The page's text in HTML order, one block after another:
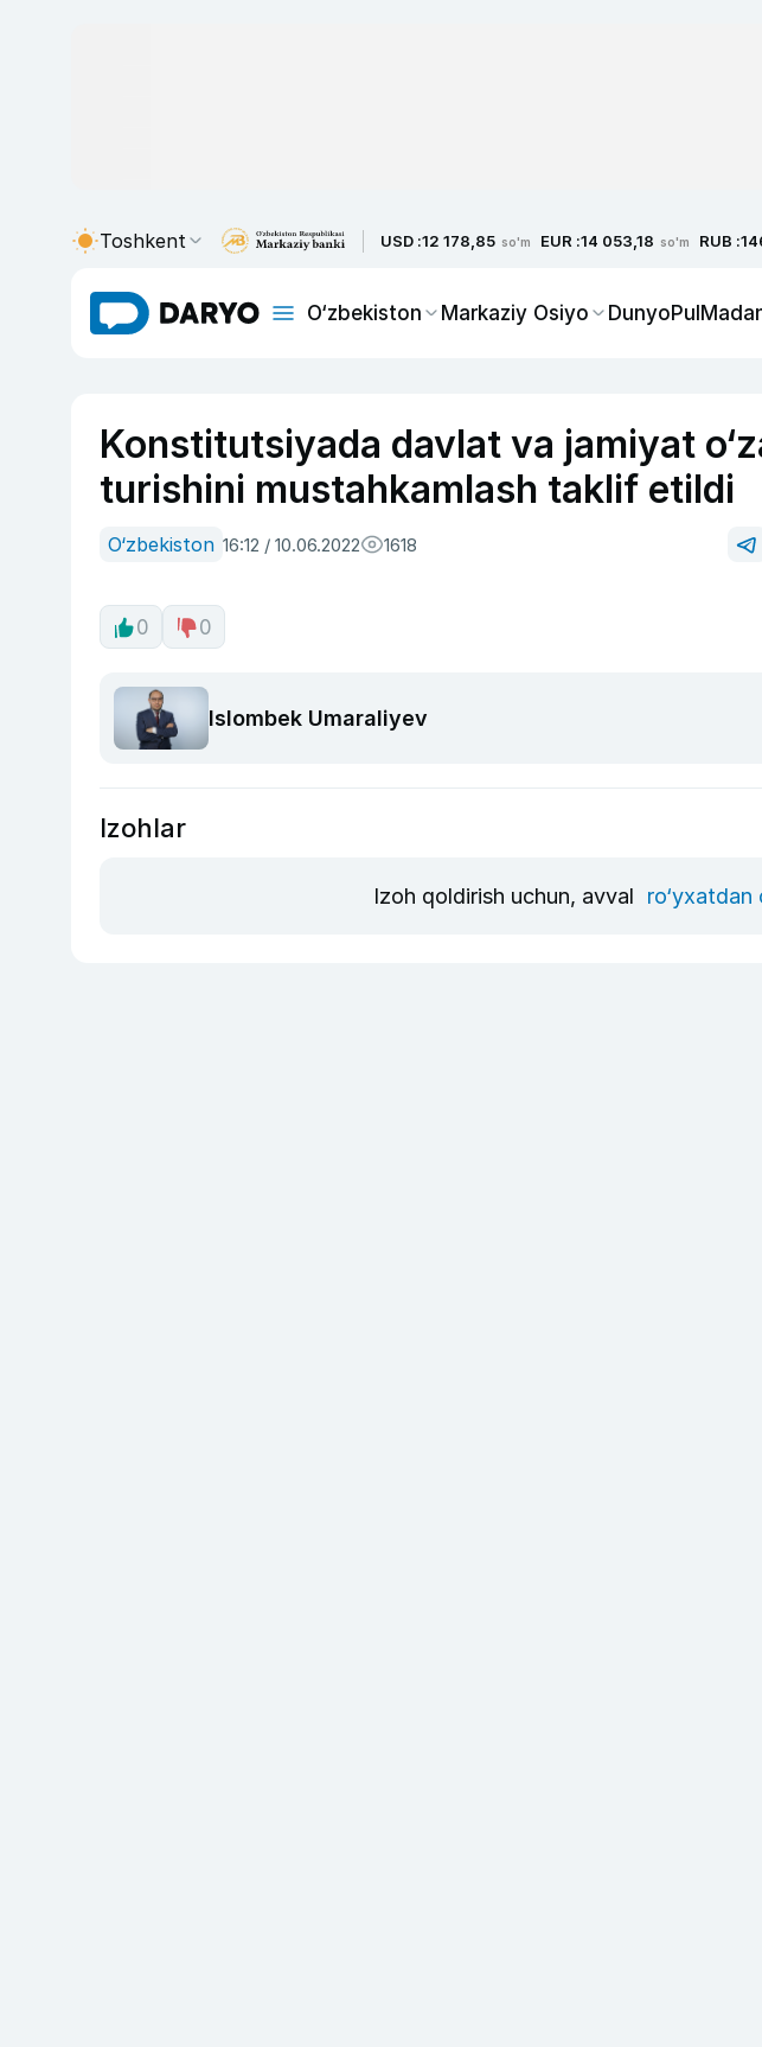
Toshkent USD :12 178,85 so'm EUR :14 053,18 so'm RUB :
O‘zbekiston Markaziy Osiyo DunyoPul
Konstitutsiyada davlat va jamiyat
turishini mustahkamlash taklif etildi
O‘zbekiston 16:12 / 10.06.2022 1618
0 0
Islombek Umaraliyev
Izohlar
Izoh qoldirish uchun, avval ro‘yxatdan